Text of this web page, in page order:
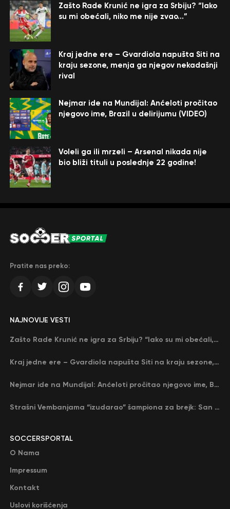
Zašto Rade Krunić ne igra za Srbiju? “Iako
su mi obećali, niko me nije zvao…”
Kraj jedne ere – Gvardiola napušta Siti na
kraju sezone, menja ga njegov nekadašnji
rival
Nejmar ide na Mundijal: Anćeloti pročitao
njegovo ime, Brazil u delirijumu (VIDEO)
Voleli ga ili mrzeli – Arsenal nikada nije
bio bliži tituli u poslednje 22 godine!
Pratite nas preko:
SOCCERSPORTAL
O Nama
Impressum
Kontakt
Uslovi korišćenja
NAJNOVIJE VESTI
Zašto Rade Krunić ne igra za Srbiju? “Iako su mi obećali, niko me nije zvao…”
Kraj jedne ere – Gvardiola napušta Siti na kraju sezone, menja ga njegov nekadašnji rival
Nejmar ide na Mundijal: Anćeloti pročitao njegovo ime, Brazil u delirijumu (VIDEO)
Strašni Vembanjama “izudarao” šampiona za brejk: San Antonio poveo protiv Oklahome